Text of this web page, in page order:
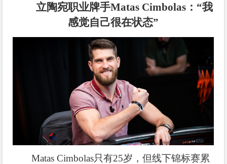
立陶宛职业牌手Matas Cimbolas：“我
感觉自己很在状态”
Matas Cimbolas只有25岁，但线下锦标赛累